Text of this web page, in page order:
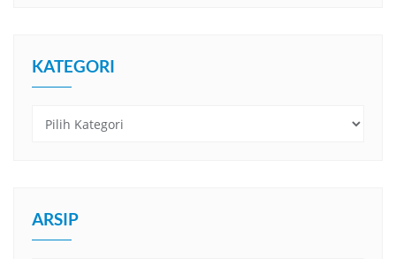
KATEGORI
Kategori
ARSIP